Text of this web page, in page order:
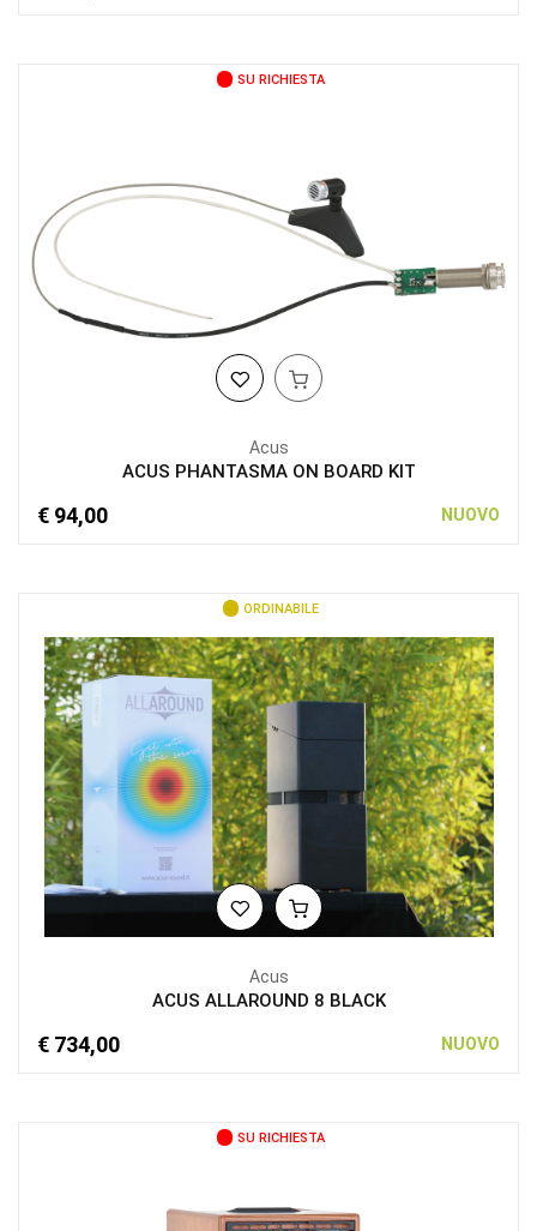
SU RICHIESTA
Acus
ACUS PHANTASMA ON BOARD KIT
€ 94,00 NUOVO
ORDINABILE
Acus
ACUS ALLAROUND 8 BLACK
€ 734,00 NUOVO
SU RICHIESTA